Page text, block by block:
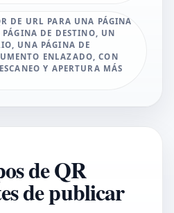
DE URL PARA UNA PÁGINA
DE DESTINO, UN
UNA PÁGINA DE
ENLAZADO, CON
Y APERTURA MÁS
de QR
de publicar